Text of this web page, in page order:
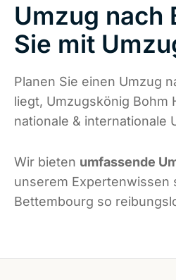
Umzug nach
Sie mit
Planen Sie einen Umzug
liegt, Umzugskönig Bohm
nationale & internationale
Wir bieten umfassende
unserem Expertenwissen
Bettembourg so